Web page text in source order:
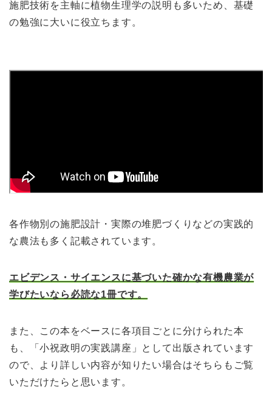
施肥技術を主軸に植物生理学の説明も多いため、基礎
の勉強に大いに役立ちます。
各作物別の施肥設計・実際の堆肥づくりなどの実践的
な農法も多く記載されています。
エビデンス・サイエンスに基づいた確かな有機農業が
学びたいなら必読な1冊です。
また、この本をベースに各項目ごとに分けられた本
も、「小祝政明の実践講座」として出版されています
ので、より詳しい内容が知りたい場合はそちらもご覧
いただけたらと思います。